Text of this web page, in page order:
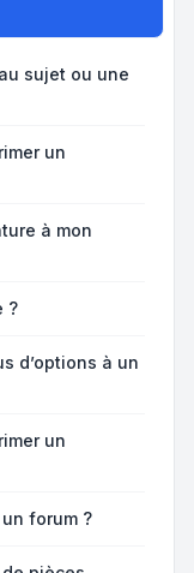
sujet ou une
un
à mon
?
d’options à un
un
forum ?